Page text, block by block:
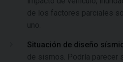
de los factores parciales
uno.
Situación de diseño
de sismos. Podría parecer